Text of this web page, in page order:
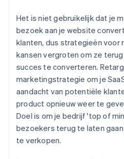
Het is niet gebruikelijk dat je
bezoek aan je website
klanten, dus strategieën voor
kansen vergroten om ze
succes te converteren.
marketingstrategie om je
aandacht van potentiële
product opnieuw weer te
Doel is om je bedrijf 'top of
bezoekers terug te laten
te verkopen.